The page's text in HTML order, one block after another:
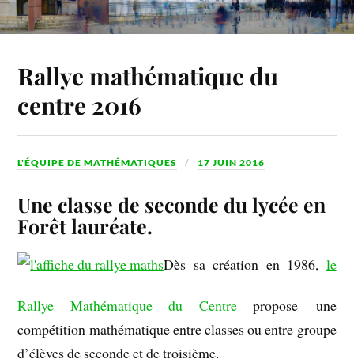
Rallye mathématique du
centre 2016
L'ÉQUIPE DE MATHÉMATIQUES 17 JUIN 2016
Une classe de seconde du lycée en
Forêt lauréate.
Dès sa création en 1986, le
Rallye Mathématique du Centrepropose une
compétition mathématique entre classes ou entre groupe
d’élèves de seconde et de troisième.